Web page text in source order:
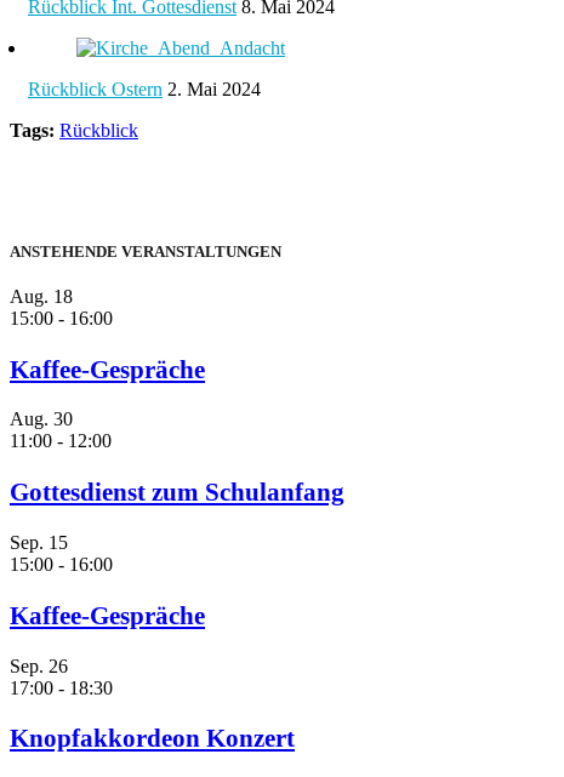
Rückblick Int. Gottesdienst8. Mai 2024
Rückblick Ostern 2. Mai 2024
Tags: Rückblick
ANSTEHENDE VERANSTALTUNGEN
Aug. 18
15:00 - 16:00
Kaffee-Gespräche
Aug. 30
11:00 - 12:00
Gottesdienst zum Schulanfang
Sep. 15
15:00 - 16:00
Kaffee-Gespräche
Sep. 26
17:00 - 18:30
Knopfakkordeon Konzert